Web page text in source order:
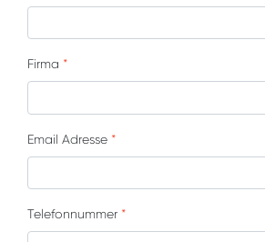
Firma *
Email Adresse *
Telefonnummer *